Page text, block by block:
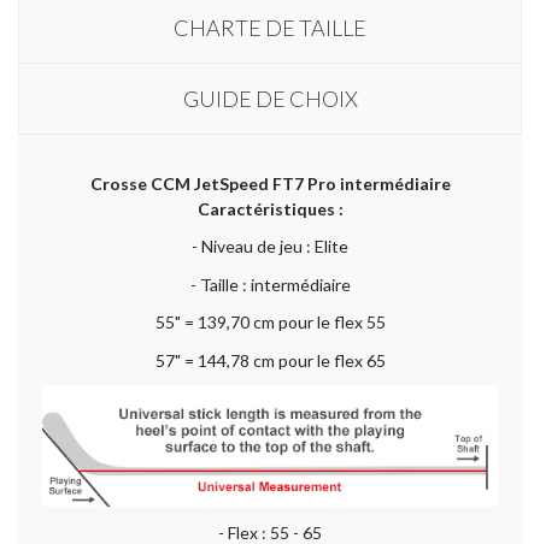
CHARTE DE TAILLE
GUIDE DE CHOIX
Crosse CCM JetSpeed FT7 Pro intermédiaire
Caractéristiques :
- Niveau de jeu : Elite
- Taille : intermédiaire
55" = 139,70 cm pour le flex 55
57" = 144,78 cm pour le flex 65
- Flex : 55 - 65